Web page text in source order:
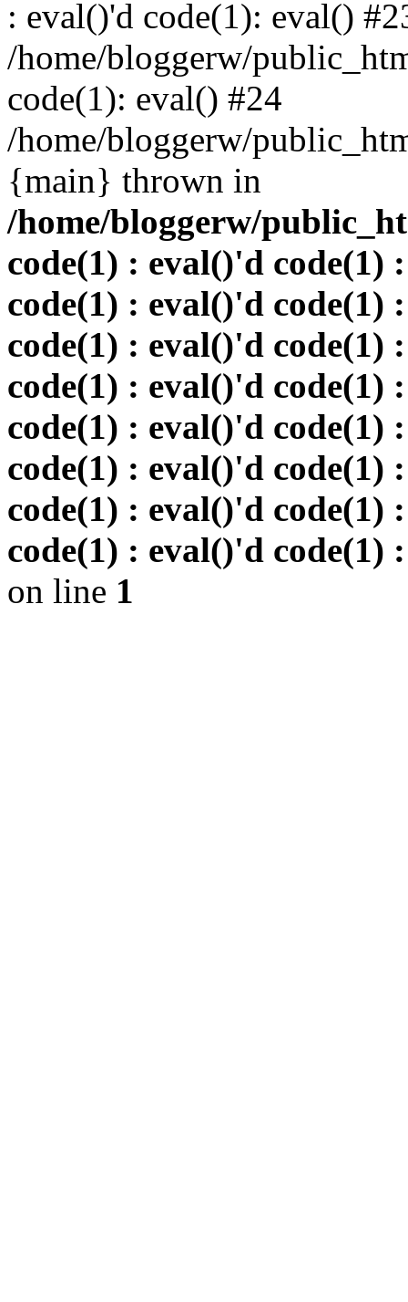
: eval()'d code(1): eval()
/home/bloggerw/
code(1): eval() #24
/home/bloggerw/
{main} thrown in
/home/bloggerw/
code(1) : eval()'d code(1)
code(1) : eval()'d code(1)
code(1) : eval()'d code(1)
code(1) : eval()'d code(1)
code(1) : eval()'d code(1)
code(1) : eval()'d code(1)
code(1) : eval()'d code(1)
code(1) : eval()'d code(1)
on line 1